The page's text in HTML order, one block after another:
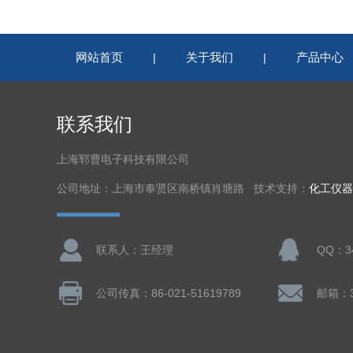
网站首页 | 关于我们 | 产品中心
联系我们
上海郓曹电子科技有限公司
公司地址：上海市奉贤区南桥镇肖塘路 技术支持： 化工仪
联系人：王经理 QQ：
公司传真：86-021-51619789 邮箱